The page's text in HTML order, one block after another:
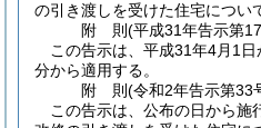
の引き渡しを受けた住宅につい
附 則(平成31年告示第
この告示は、平成31年4月1
分から適用する。
附 則(令和2年告示第33
この告示は、公布の日から施